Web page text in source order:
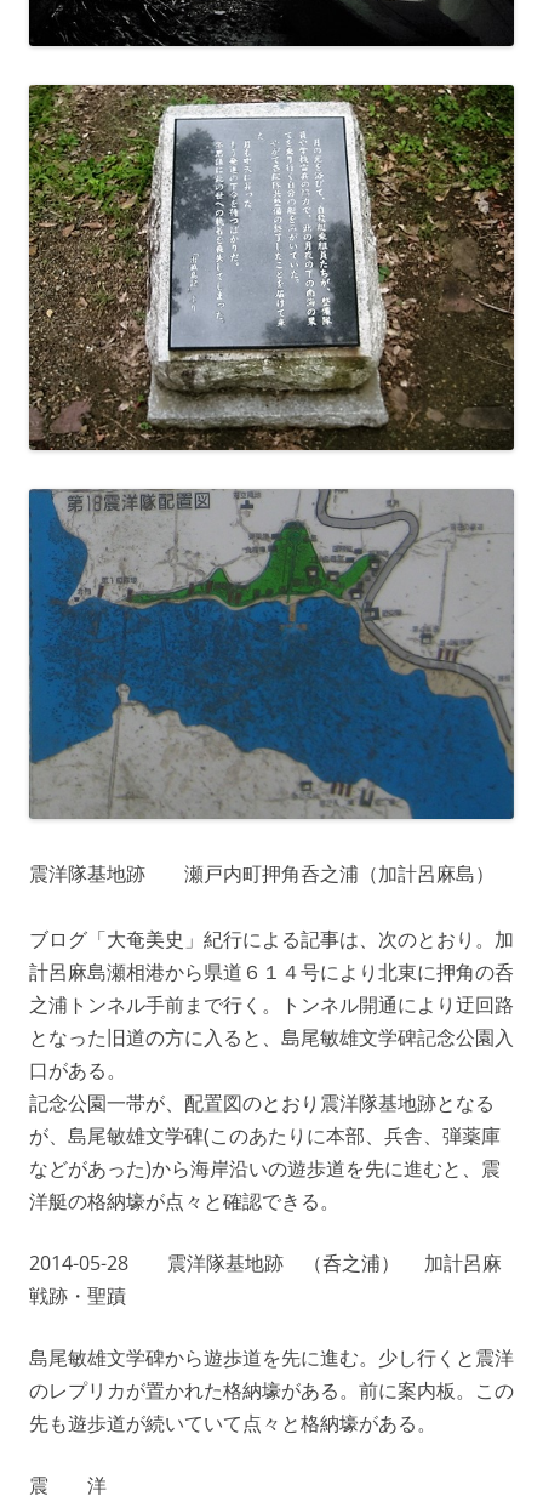
震洋隊基地跡 瀬戸内町押角呑之浦（加計呂麻島）
ブログ「大奄美史」紀行による記事は、次のとおり。加
計呂麻島瀬相港から県道６１４号により北東に押角の呑
之浦トンネル手前まで行く。トンネル開通により迂回路
となった旧道の方に入ると、島尾敏雄文学碑記念公園入
口がある。
記念公園一帯が、配置図のとおり震洋隊基地跡となる
が、島尾敏雄文学碑(このあたりに本部、兵舎、弾薬庫
などがあった)から海岸沿いの遊歩道を先に進むと、震
洋艇の格納壕が点々と確認できる。
2014-05-28 震洋隊基地跡 （呑之浦） 加計呂麻
戦跡・聖蹟
島尾敏雄文学碑から遊歩道を先に進む。少し行くと震洋
のレプリカが置かれた格納壕がある。前に案内板。この
先も遊歩道が続いていて点々と格納壕がある。
震 洋